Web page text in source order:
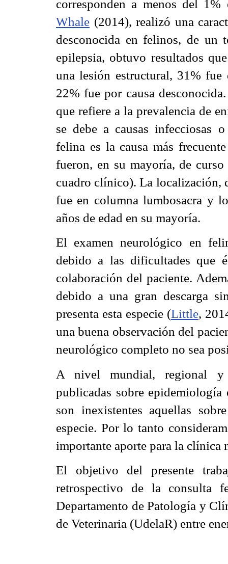
corresponden a menos del
Whale (2014), realizó una
desconocida en felinos, de un
epilepsia, obtuvo resultados
una lesión estructural, 31%
22% fue por causa
que refiere a la prevalencia de
se debe a causas infecciosas
felina es la causa más
fueron, en su mayoría, de
cuadro clínico). La localización,
fue en columna lumbosacra y
años de edad en su mayoría.
El examen neurológico en
debido a las dificultades que é
colaboración del paciente.
debido auna gran descarga
presenta esta especie (Little,
una buena observación del
neurológico completo no sea
A nivel mundial, regional y
publicadas sobre
son inexistentes aquellas
especie. Por lo tanto
importante aporte para la clínica
El objetivo del presente
retrospectivo de la consulta
Departamento de Patología y
de Veterinaria (UdelaR) entre